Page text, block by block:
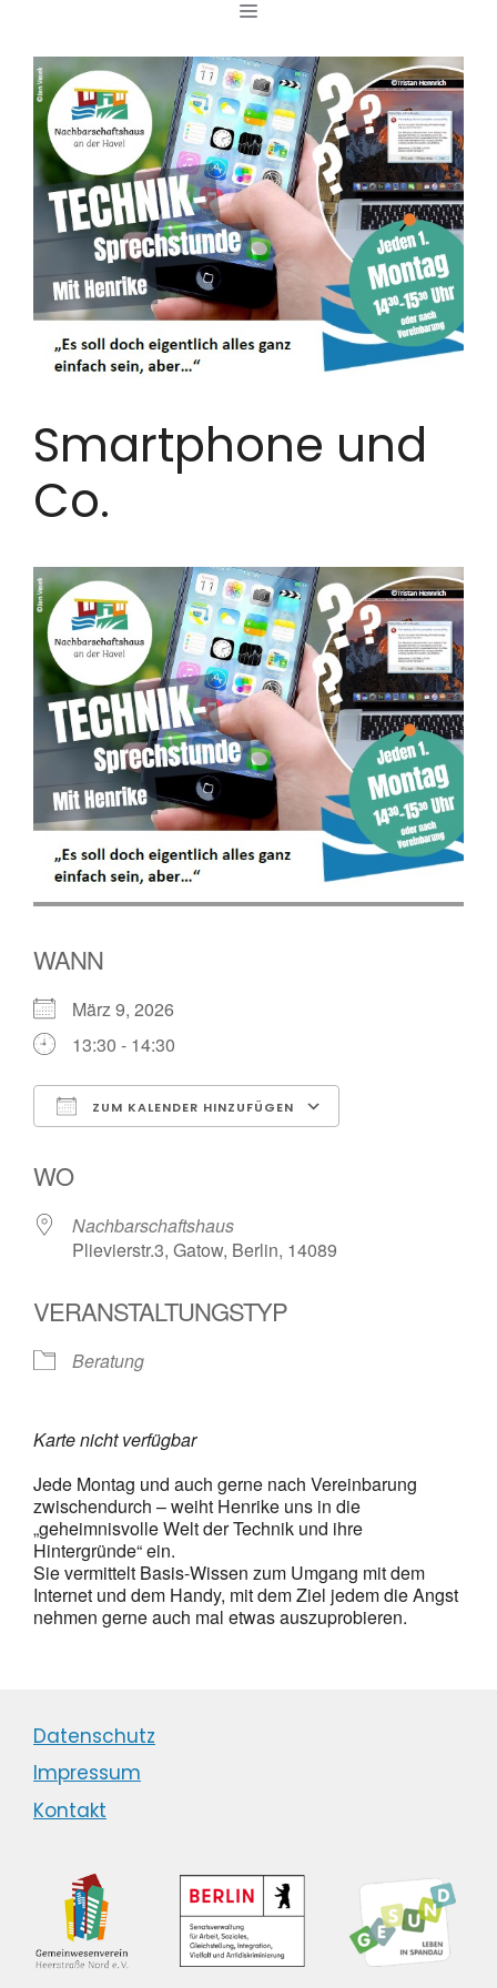
springen
MENÜ
Smartphone und
Co.
WANN
März 9, 2026
13:30 - 14:30
ZUM KALENDER HINZUFÜGEN
WO
Nachbarschaftshaus
Plievierstr.3, Gatow, Berlin, 14089
VERANSTALTUNGSTYP
Beratung
Karte nicht verfügbar
Jede Montag und auch gerne nach Vereinbarung
zwischendurch – weiht Henrike uns in die
„geheimnisvolle Welt der Technik und ihre
Hintergründe“ ein.
Sie vermittelt Basis-Wissen zum Umgang mit dem
Internet und dem Handy, mit dem Ziel jedem die Angst
nehmen gerne auch mal etwas auszuprobieren.
Datenschutz
Impressum
Kontakt